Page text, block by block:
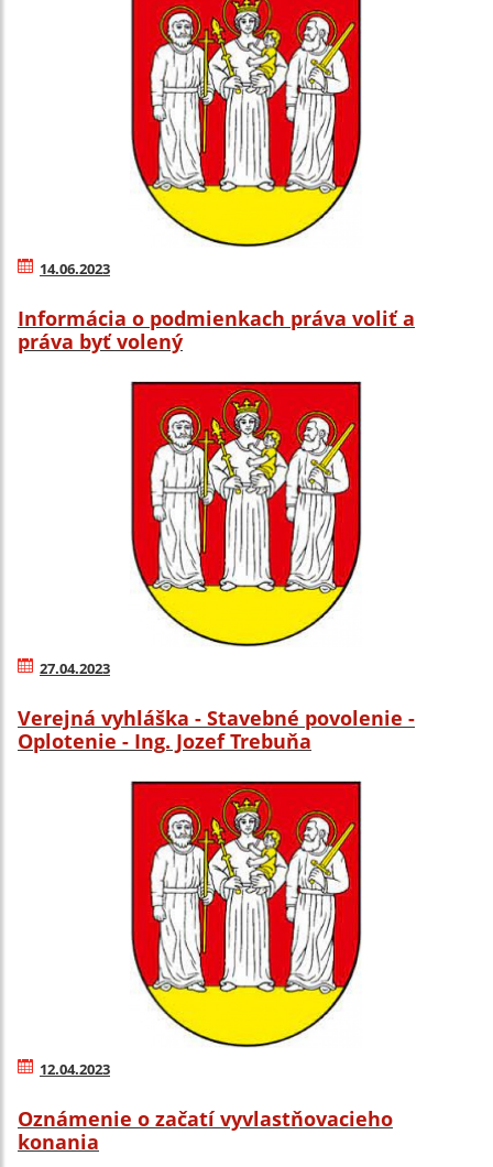
14.06.2023
Informácia o podmienkach práva voliť a
práva byť volený
27.04.2023
Verejná vyhláška - Stavebné povolenie -
Oplotenie - Ing. Jozef Trebuňa
12.04.2023
Oznámenie o začatí vyvlastňovacieho
konania